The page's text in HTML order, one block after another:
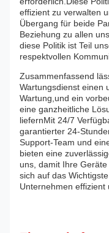
effizient zu verwalten
Übergang für beide
Beziehung zu allen
diese Politik ist Teil
respektvollen
Zusammenfassend
Wartungsdienst einen
Wartung,und ein
eine ganzheitliche
liefernMit 24/7
garantierter 24-
Support-Team und
bieten eine
uns, damit Ihre
sich auf das
Unternehmen effizient